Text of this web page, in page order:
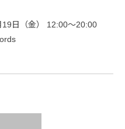
日（金） 12:00〜20:00